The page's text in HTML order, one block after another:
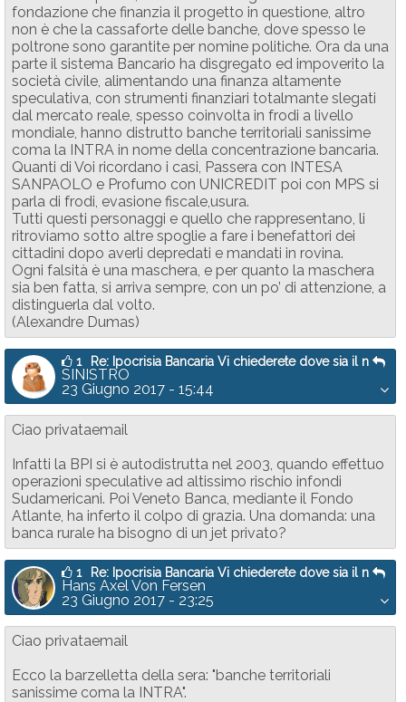
fondazione che finanzia il progetto in questione, altro
non è che la cassaforte delle banche, dove spesso le
poltrone sono garantite per nomine politiche. Ora da una
parte il sistema Bancario ha disgregato ed impoverito la
società civile, alimentando una finanza altamente
speculativa, con strumenti finanziari totalmante slegati
dal mercato reale, spesso coinvolta in frodi a livello
mondiale, hanno distrutto banche territoriali sanissime
coma la INTRA in nome della concentrazione bancaria.
Quanti di Voi ricordano i casi, Passera con INTESA
SANPAOLO e Profumo con UNICREDIT poi con MPS si
parla di frodi, evasione fiscale,usura.
Tutti questi personaggi e quello che rappresentano, li
ritroviamo sotto altre spoglie a fare i benefattori dei
cittadini dopo averli depredati e mandati in rovina.
Ogni falsità è una maschera, e per quanto la maschera
sia ben fatta, si arriva sempre, con un po’ di attenzione, a
distinguerla dal volto.
(Alexandre Dumas)
1 Re: Ipocrisia Bancaria Vi chiederete dove sia il n
SINISTRO
23 Giugno 2017 - 15:44
Ciao privataemail
Infatti la BPI si è autodistrutta nel 2003, quando effettuo
operazioni speculative ad altissimo rischio infondi
Sudamericani. Poi Veneto Banca, mediante il Fondo
Atlante, ha inferto il colpo di grazia. Una domanda: una
banca rurale ha bisogno di un jet privato?
1 Re: Ipocrisia Bancaria Vi chiederete dove sia il n
Hans Axel Von Fersen
23 Giugno 2017 - 23:25
Ciao privataemail
Ecco la barzelletta della sera: "banche territoriali
sanissime coma la INTRA".